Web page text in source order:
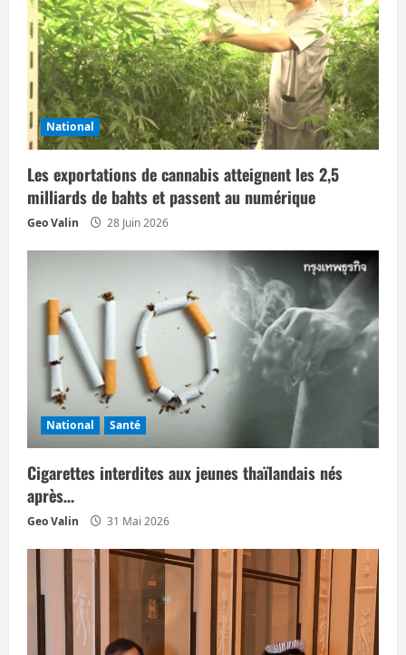
o
n
d
’
a
r
t
National
Les exportations de cannabis atteignent les 2,5
milliards de bahts et passent au numérique
Geo Valin 28 Juin 2026
National Santé
Cigarettes interdites aux jeunes thaïlandais nés
après…
Geo Valin 31 Mai 2026